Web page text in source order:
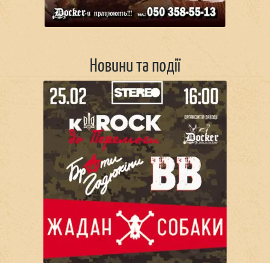
Новини та події